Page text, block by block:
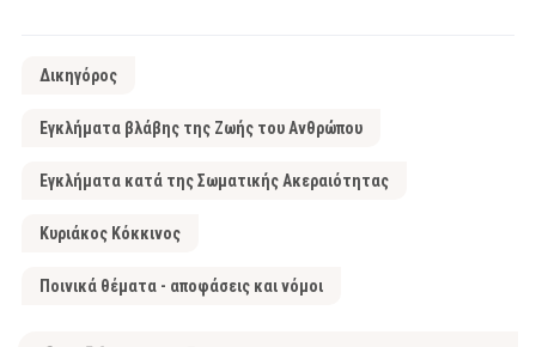
Δικηγόρος
Εγκλήματα βλάβης της Ζωής του Ανθρώπου
Εγκλήματα κατά της Σωματικής Ακεραιότητας
Κυριάκος Κόκκινος
Ποινικά θέματα - αποφάσεις και νόμοι